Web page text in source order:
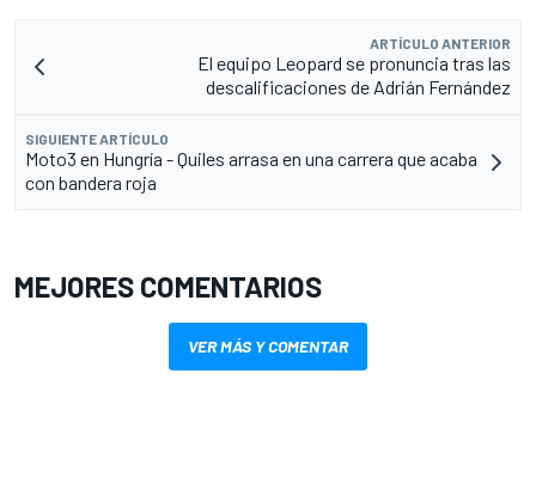
ARTÍCULO ANTERIOR
El equipo Leopard se pronuncia tras las
descalificaciones de Adrián Fernández
SIGUIENTE ARTÍCULO
Moto3 en Hungría - Quiles arrasa en una carrera que acaba
con bandera roja
MEJORES COMENTARIOS
VER MÁS Y COMENTAR